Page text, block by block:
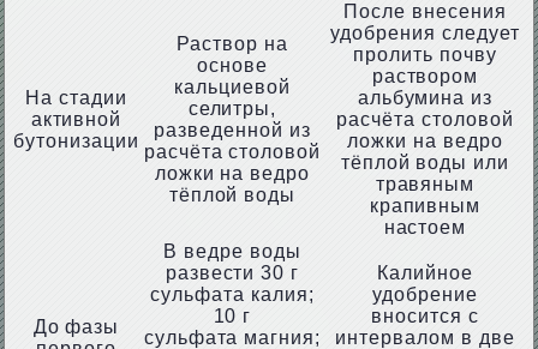
На стадии
активной
бутонизации
Раствор на
основе
кальциевой
селитры,
разведенной из
расчёта столовой
ложки на ведро
тёплой воды
После внесения
удобрения следует
пролить почву
раствором
альбумина из
расчёта столовой
ложки на ведро
тёплой воды или
травяным
крапивным
настоем
До фазы
В ведре воды
развести 30 г
сульфата калия;
10 г
сульфата магния;
Калийное
удобрение
вносится с
интервалом в две